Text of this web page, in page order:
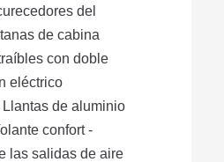
del
de cabina
con doble
eléctrico
Llantas de aluminio
confort -
las salidas de aire